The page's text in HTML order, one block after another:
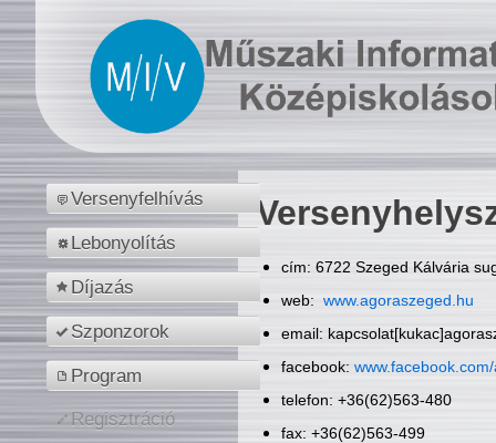
Versenyfelhívás
Lebonyolítás
Díjazás
Szponzorok
Program
Regisztráció
cím: 6722 Szeged Kálvária
web: www.agoraszeged.hu
email:
facebook:
telefon: +36(62)563-480
fax: +36(62)563-499